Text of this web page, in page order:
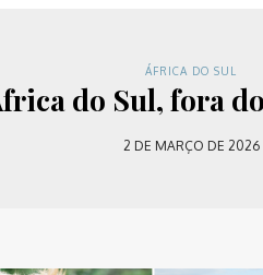
ÁFRICA DO SUL
do Sul, fora
2 DE MARÇO DE 2026